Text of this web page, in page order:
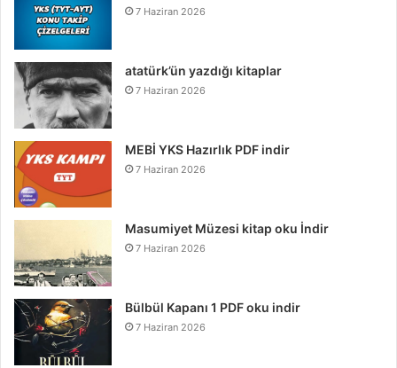
7 Haziran 2026
atatürk’ün yazdığı kitaplar
7 Haziran 2026
MEBİ YKS Hazırlık PDF indir
7 Haziran 2026
Masumiyet Müzesi kitap oku İndir
7 Haziran 2026
Bülbül Kapanı 1 PDF oku indir
7 Haziran 2026